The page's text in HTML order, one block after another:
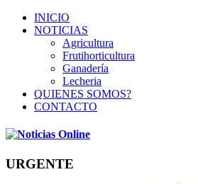
INICIO
NOTICIAS
Agricultura
Frutihorticultura
Ganadería
Lecheria
QUIENES SOMOS?
CONTACTO
URGENTE